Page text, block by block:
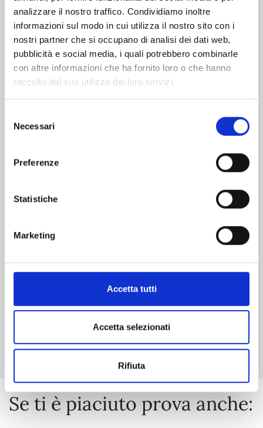
analizzare il nostro traffico. Condividiamo inoltre
informazioni sul modo in cui utilizza il nostro sito con i
nostri partner che si occupano di analisi dei dati web,
pubblicità e social media, i quali potrebbero combinarle
con altre informazioni che ha fornito loro o che hanno
raccolto dal suo utilizzo dei loro servizi.
delNecessari
Preferenze
Statistiche
Marketing
Accetta tutti
Accetta selezionati
Rifiuta
€ 6,90
Mostra tutto
Se ti è piaciuto prova anche: